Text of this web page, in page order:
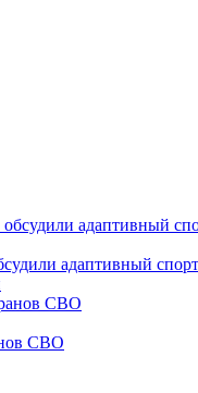
адаптивный
СВО